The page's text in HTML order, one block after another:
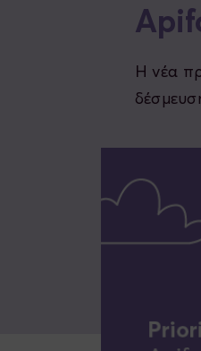
Η νέα